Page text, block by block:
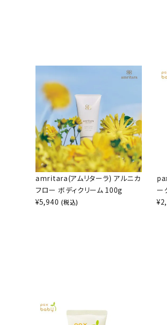
amritara(アムリターラ) アルニカ
フロー ボディクリーム 100g
¥5,940 (税込)
ー
¥